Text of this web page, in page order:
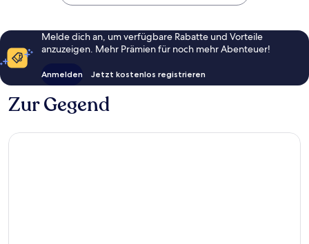
Melde dich an, um verfügbare Rabatte und Vorteile
anzuzeigen. Mehr Prämien für noch mehr Abenteuer!
Anmelden Jetzt kostenlos registrieren
Zur Gegend